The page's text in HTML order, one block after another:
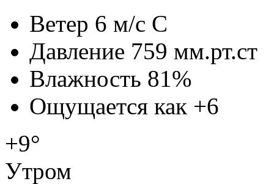
Ветер 6 м/с С
Давление 759 мм.рт.ст
Влажность 81%
Ощущается как +6
+9°
Утром